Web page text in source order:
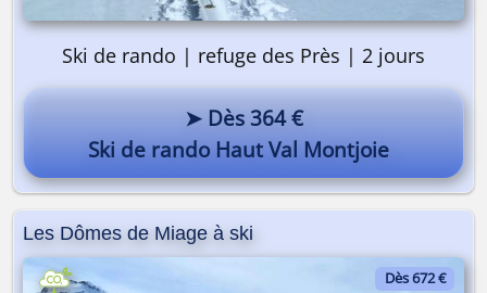
Pourquoi pas vous ? 😎
Ski de rando | refuge des Près | 2 jours
➤ Dès 364 €
Ski de rando Haut Val Montjoie
Les Dômes de Miage à ski
Dès 672 €